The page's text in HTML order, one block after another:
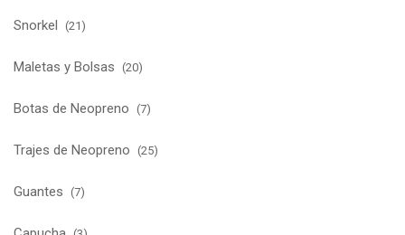
Snorkel (21)
Maletas y Bolsas (20)
Botas de Neopreno (7)
Trajes de Neopreno (25)
Guantes (7)